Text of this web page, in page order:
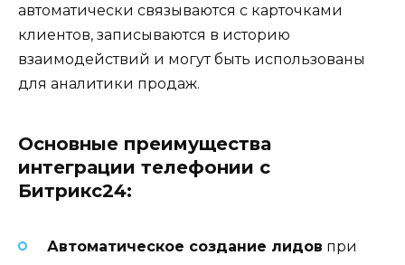
автоматически связываются с карточками
клиентов, записываются в историю
взаимодействий и могут быть использованы
для аналитики продаж.
Основные преимущества
интеграции телефонии с
Битрикс24:
Автоматическое создание лидов при